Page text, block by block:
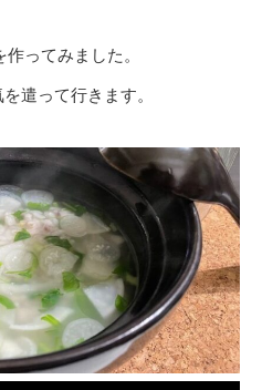
ってみました。
遣って行きます。